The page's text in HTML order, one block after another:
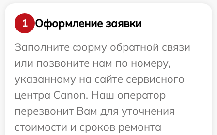
1
Оформление заявки
Заполните форму обратной связи
или позвоните нам по номеру,
указанному на сайте сервисного
центра Canon. Наш оператор
перезвонит Вам для уточнения
стоимости и сроков ремонта